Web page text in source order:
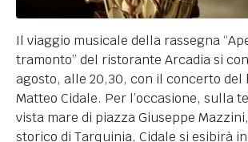
Il viaggio musicale della rassegna
tramonto” del ristorante Arcadia si
agosto, alle 20,30, con il concerto
Matteo Cidale. Per l’occasione, sulla
vista mare di piazza Giuseppe
storico di Tarquinia, Cidale si esibirà